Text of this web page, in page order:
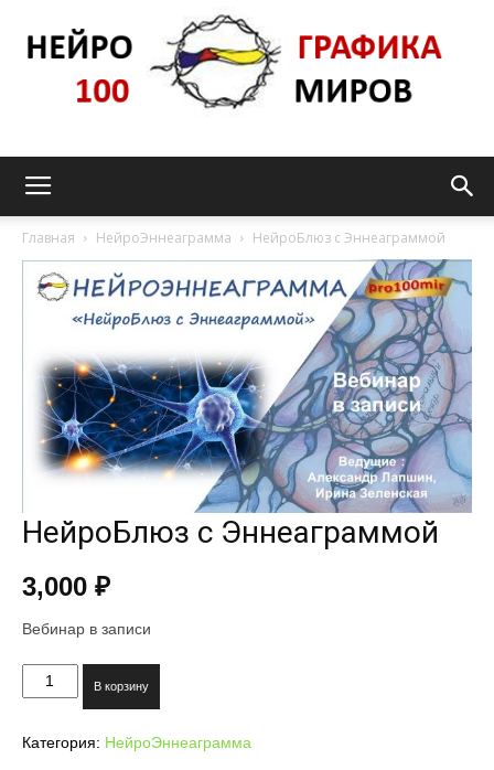
Главная НейроЭннеаграмма НейроБлюз с Эннеаграммой
НейроБлюз с Эннеаграммой
3,000 ₽
Вебинар в записи
Количество
товара
с
В корзину
Категория: НейроЭннеаграмма